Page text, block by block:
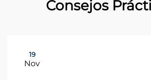
Consejos
19
Nov